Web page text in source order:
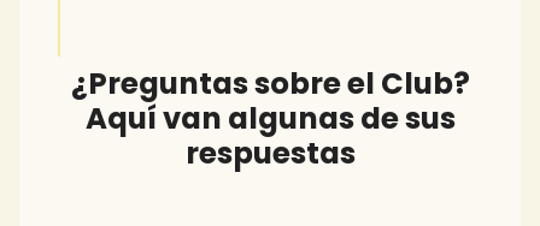
¿Preguntas sobre el Club?
Aquí van algunas de sus
respuestas